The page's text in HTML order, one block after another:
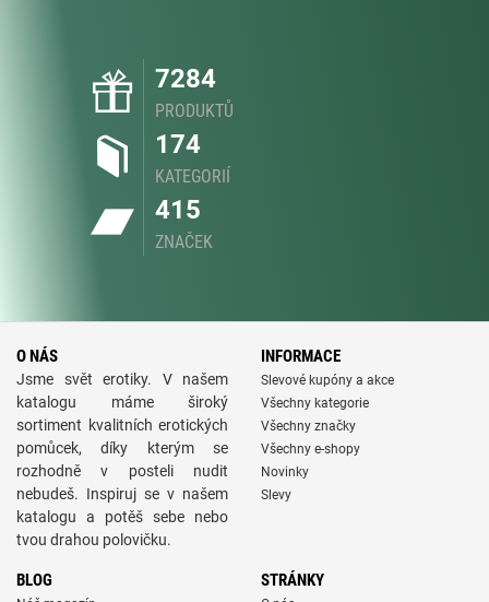
7284
PRODUKTŮ
174
KATEGORIÍ
415
ZNAČEK
O NÁS
Jsme svět erotiky. V našem
katalogu máme široký
sortiment kvalitních erotických
pomůcek, díky kterým se
rozhodně v posteli nudit
nebudeš. Inspiruj se v našem
katalogu a potěš sebe nebo
tvou drahou polovičku.
INFORMACE
Slevové kupóny a akce
Všechny kategorie
Všechny značky
Všechny e-shopy
Novinky
Slevy
BLOG STRÁNKY